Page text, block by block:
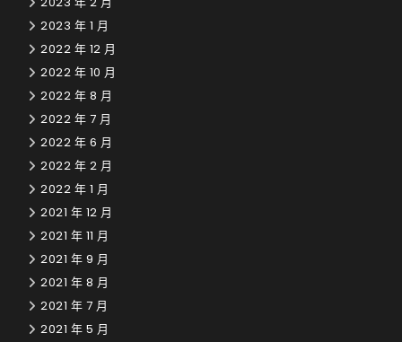
2023 年 1 月
2022 年 12 月
2022 年 10 月
2022 年 8 月
2022 年 7 月
2022 年 6 月
2022 年 2 月
2022 年 1 月
2021 年 12 月
2021 年 11 月
2021 年 9 月
2021 年 8 月
2021 年 7 月
2021 年 5 月